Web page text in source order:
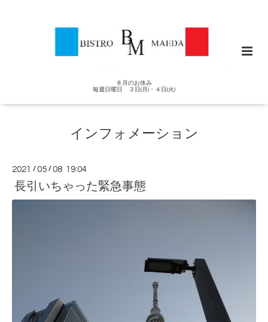
８月のお休み
毎週日曜日 ３日(月)・４日(火)
インフォメーション
2021 /05 /08 19:04
長引いちゃった緊急事態